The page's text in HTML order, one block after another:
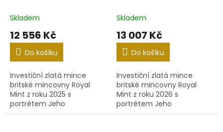
Skladem
12 556 Kč
Do košíku
Investiční zlatá mince
britské mincovny Royal
Mint z roku 2025 s
portrétem Jeho
Veličenstva krále Karla III.
Skladem
13 007 Kč
Do košíku
Investiční zlatá mince
britské mincovny Royal
Mint z roku 2026 s
portrétem Jeho
Veličenstva krále Karla III.